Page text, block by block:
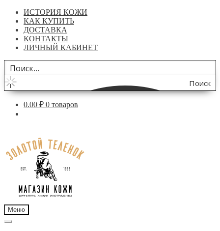
ИСТОРИЯ КОЖИ
КАК КУПИТЬ
ДОСТАВКА
КОНТАКТЫ
ЛИЧНЫЙ КАБИНЕТ
Поиск
по
0.00 ₽ 0 товаров
навигации
содержимому
Меню